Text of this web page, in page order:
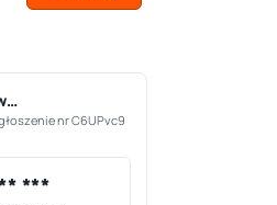
nr C6UPvc9
***